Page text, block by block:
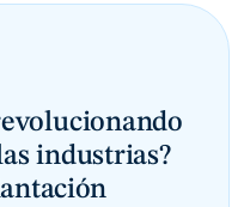
industrias?